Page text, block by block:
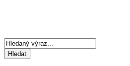
Hledat